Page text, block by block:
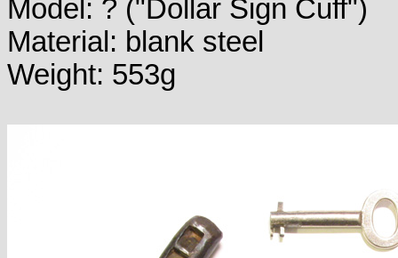
Model: ? ("Dollar Sign Cuff")
Material: blank steel
Weight: 553g